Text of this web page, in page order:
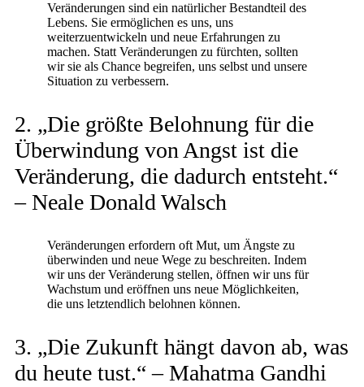
Veränderungen sind ein natürlicher Bestandteil des
Lebens. Sie ermöglichen es uns, uns
weiterzuentwickeln und neue Erfahrungen zu
machen. Statt Veränderungen zu fürchten, sollten
wir sie als Chance begreifen, uns selbst und unsere
Situation zu verbessern.
2. „Die größte Belohnung für die
Überwindung von Angst ist die
Veränderung, die dadurch entsteht.“
– Neale Donald Walsch
Veränderungen erfordern oft Mut, um Ängste zu
überwinden und neue Wege zu beschreiten. Indem
wir uns der Veränderung stellen, öffnen wir uns für
Wachstum und eröffnen uns neue Möglichkeiten,
die uns letztendlich belohnen können.
3. „Die Zukunft hängt davon ab, was
du heute tust.“ – Mahatma Gandhi